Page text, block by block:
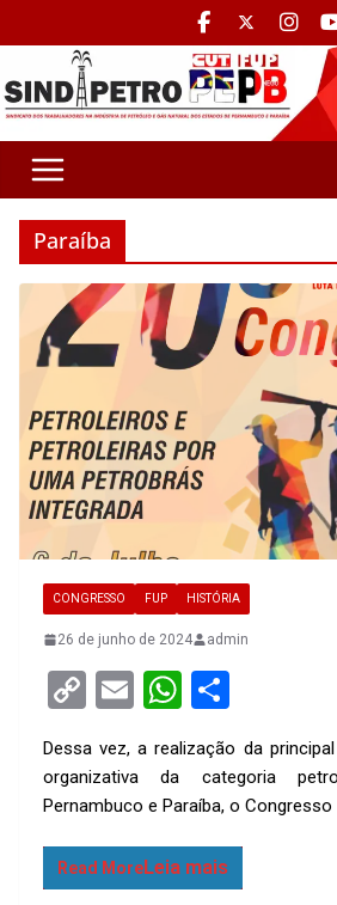
Paraíba
CONGRESSO FUP HISTÓRIA
26 de junho de 2024 admin
C
py
Li
n
k
E
ail
W
at
s
A
p
ar
e
Dessa vez, a realização da
organizativa da categoria
Pernambuco e Paraíba, o Congresso
Read More